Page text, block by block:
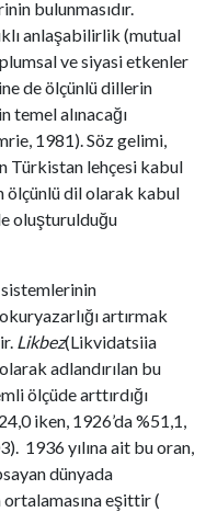
bulunmasıdır.
anlaşabilirlik (mutual
ve siyasi etkenler
de ölçünlü dillerin
temel alınacağı
1981). Söz gelimi,
Türkistan lehçesi kabul
ölçünlü dil olarak kabul
oluşturulduğu
sistemlerinin
artırmak
Likbez(Likvidatsiia
adlandırılan bu
ölçüde arttırdığı
iken, 1926’da %51,1,
1936 yılına ait bu oran,
dünyada
eşittir (